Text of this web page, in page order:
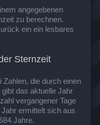
angegebenen
zu berechnen.
ein ein lesbares
Sternzeit
die durch einen
das aktuelle Jahr
vergangener Tage
ermittelt sich aus
Jahre.